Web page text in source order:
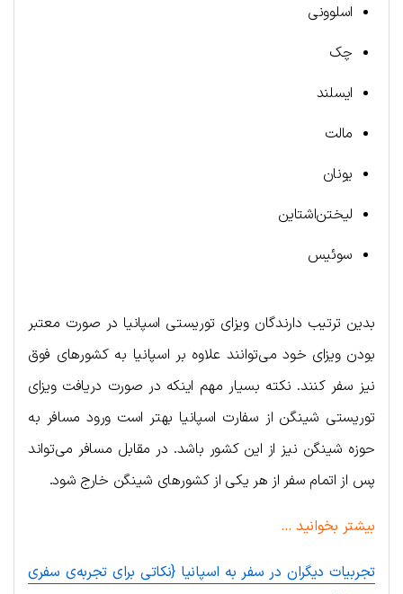
اسلوونی
چک
ایسلند
مالت
یونان
لیختن‌اشتاین
سوئیس
بدین ترتیب دارندگان ویزای توریستی اسپانیا در صورت معتبر
بودن ویزای خود می‌توانند علاوه بر اسپانیا به کشورهای فوق
نیز سفر کنند. نکته بسیار مهم اینکه در صورت دریافت ویزای
توریستی شینگن از سفارت اسپانیا بهتر است ورود مسافر به
حوزه شینگن نیز از این کشور باشد. در مقابل مسافر می‌تواند
پس از اتمام سفر از هر یکی از کشورهای شینگن خارج شود.
بیشتر بخوانید …
تجربیات دیگران در سفر به اسپانیا {نکاتی برای تجربه‌ی سفری